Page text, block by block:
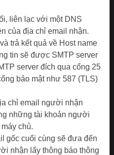
liên lạc với một DNS
của địa chỉ email nhận.
trả kết quả về Host name
tin sẽ được SMTP server
server đích qua cổng 25
bảo mật như 587 (TLS)
chỉ email người nhận
những tài khoản người
chủ.
gốc cuối cùng sẽ đưa đến
nhận lấy thông báo thông